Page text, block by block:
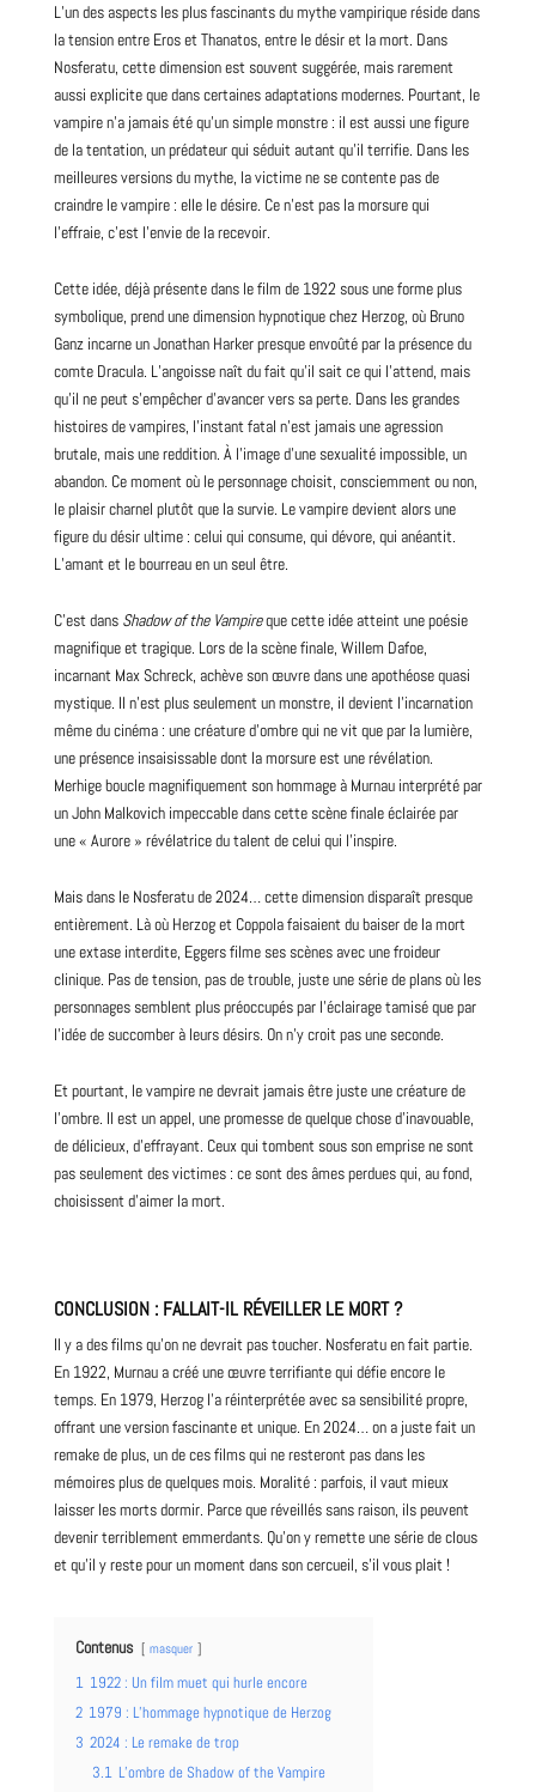
L’un des aspects les plus fascinants du mythe vampirique réside dans
la tension entre Eros et Thanatos, entre le désir et la mort. Dans
Nosferatu, cette dimension est souvent suggérée, mais rarement
aussi explicite que dans certaines adaptations modernes. Pourtant, le
vampire n’a jamais été qu’un simple monstre : il est aussi une figure
de la tentation, un prédateur qui séduit autant qu’il terrifie. Dans les
meilleures versions du mythe, la victime ne se contente pas de
craindre le vampire : elle le désire. Ce n’est pas la morsure qui
l’effraie, c’est l’envie de la recevoir.
Cette idée, déjà présente dans le film de 1922 sous une forme plus
symbolique, prend une dimension hypnotique chez Herzog, où Bruno
Ganz incarne un Jonathan Harker presque envoûté par la présence du
comte Dracula. L’angoisse naît du fait qu’il sait ce qui l’attend, mais
qu’il ne peut s’empêcher d’avancer vers sa perte. Dans les grandes
histoires de vampires, l’instant fatal n’est jamais une agression
brutale, mais une reddition. À l’image d’une sexualité impossible, un
abandon. Ce moment où le personnage choisit, consciemment ou non,
le plaisir charnel plutôt que la survie. Le vampire devient alors une
figure du désir ultime : celui qui consume, qui dévore, qui anéantit.
L’amant et le bourreau en un seul être.
C’est dans Shadow of the Vampireque cette idée atteint une poésie
magnifique et tragique. Lors de la scène finale, Willem Dafoe,
incarnant Max Schreck, achève son œuvre dans une apothéose quasi
mystique. Il n’est plus seulement un monstre, il devient l’incarnation
même du cinéma : une créature d’ombre qui ne vit que par la lumière,
une présence insaisissable dont la morsure est une révélation.
Merhige boucle magnifiquement son hommage à Murnau interprété par
un John Malkovich impeccable dans cette scène finale éclairée par
une « Aurore » révélatrice du talent de celui qui l’inspire.
Mais dans le Nosferatu de 2024… cette dimension disparaît presque
entièrement. Là où Herzog et Coppola faisaient du baiser de la mort
une extase interdite, Eggers filme ses scènes avec une froideur
clinique. Pas de tension, pas de trouble, juste une série de plans où les
personnages semblent plus préoccupés par l’éclairage tamisé que par
l’idée de succomber à leurs désirs. On n’y croit pas une seconde.
Et pourtant, le vampire ne devrait jamais être juste une créature de
l’ombre. Il est un appel, une promesse de quelque chose d’inavouable,
de délicieux, d’effrayant. Ceux qui tombent sous son emprise ne sont
pas seulement des victimes : ce sont des âmes perdues qui, au fond,
choisissent d’aimer la mort.
CONCLUSION : FALLAIT-IL RÉVEILLER LE MORT ?
Il y a des films qu’on ne devrait pas toucher. Nosferatu en fait partie.
En 1922, Murnau a créé une œuvre terrifiante qui défie encore le
temps. En 1979, Herzog l’a réinterprétée avec sa sensibilité propre,
offrant une version fascinante et unique. En 2024… on a juste fait un
remake de plus, un de ces films qui ne resteront pas dans les
mémoires plus de quelques mois. Moralité : parfois, il vaut mieux
laisser les morts dormir. Parce que réveillés sans raison, ils peuvent
devenir terriblement emmerdants. Qu’on y remette une série de clous
et qu’il y reste pour un moment dans son cercueil, s’il vous plait !
Contenus masquer
1 1922 : Un film muet qui hurle encore
2 1979 : L’hommage hypnotique de Herzog
3 2024 : Le remake de trop
3.1 L’ombre de Shadow of the Vampire